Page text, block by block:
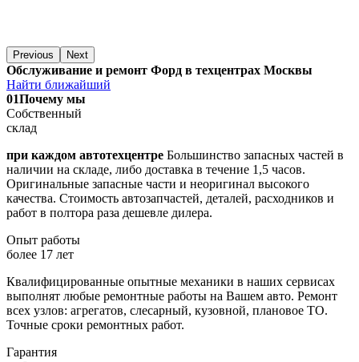
Previous Next
Обслуживание и ремонт Форд в техцентрах Москвы
Найти ближайший
01Почему мы
Собственный
склад
при каждом автотехцентре Большинство запасных частей в
наличии на складе, либо доставка в течение 1,5 часов.
Оригинальные запасные части и неоригинал высокого
качества. Стоимость автозапчастей, деталей, расходников и
работ в полтора раза дешевле дилера.
Опыт работы
более 17 лет
Квалифицированные опытные механики в наших сервисах
выполнят любые ремонтные работы на Вашем авто. Ремонт
всех узлов: агрегатов, слесарный, кузовной, плановое ТО.
Точные сроки ремонтных работ.
Гарантия